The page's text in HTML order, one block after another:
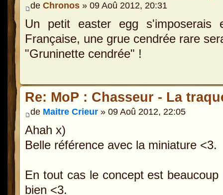
de Chronos » 09 Aoû 2012, 20:31
Un petit easter egg s'imposerais
Française, une grue cendrée rare
"Gruninette cendrée" !
Re: MoP : Chasseur - La
de Maitre Crieur » 09 Aoû 2012, 22:05
Ahah x)
Belle référence avec la miniature <3.
En tout cas le concept est
bien <3.